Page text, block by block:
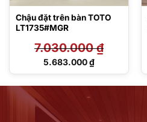
Chậu đặt trên bàn TOTO
LT1735#MGR
7.030.000₫
Giá
5.683.000₫
Giá